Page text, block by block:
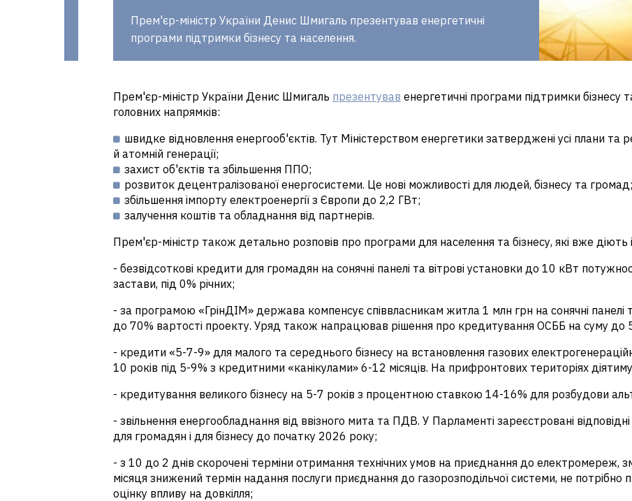
Прем'єр-міністр України Денис Шмигаль презентував енергетичні
програми підтримки бізнесу та населення.
Прем'єр-міністр України Денис Шмигаль презентував енергетичні програми підтримки бізнесу
головних напрямків:
швидке відновлення енергооб'єктів. Тут Міністерством енергетики затверджені усі плани та
й атомній генерації;
захист об'єктів та збільшення ППО;
розвиток децентралізованої енергосистеми. Це нові можливості для людей, бізнесу та громад;
збільшення імпорту електроенергії з Європи до 2,2 ГВт;
залучення коштів та обладнання від партнерів.
Прем'єр-міністр також детально розповів про програми для населення та бізнесу, які вже
- безвідсоткові кредити для громадян на сонячні панелі та вітрові установки до 10 кВт
застави, під 0% річних;
- за програмою «ГрінДІМ» держава компенсує співвласникам житла 1 млн грн на сонячні панелі
до 70% вартості проекту. Уряд також напрацював рішення про кредитування ОСББ на суму до
- кредити «5-7-9» для малого та середнього бізнесу на встановлення газових
10 років під 5-9% з кредитними «канікулами» 6-12 місяців. На прифронтових територіях
- кредитування великого бізнесу на 5-7 років з процентною ставкою 14-16% для розбудови
- звільнення енергообладнання від ввізного мита та ПДВ. У Парламенті зареєстровані
для громадян і для бізнесу до початку 2026 року;
- з 10 до 2 днів скорочені терміни отримання технічних умов на приєднання до електромереж,
місяця знижений термін надання послуги приєднання до газорозподільчої системи, не
оцінку впливу на довкілля;